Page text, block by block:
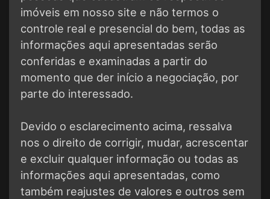
imóveis em nosso site e não termos o
controle real e presencial do bem, todas as
informações aqui apresentadas serão
conferidas e examinadas a partir do
momento que der início a negociação, por
parte do interessado.
Devido o esclarecimento acima, ressalva
nos o direito de corrigir, mudar, acrescentar
e excluir qualquer informação ou todas as
informações aqui apresentadas, como
também reajustes de valores e outros sem